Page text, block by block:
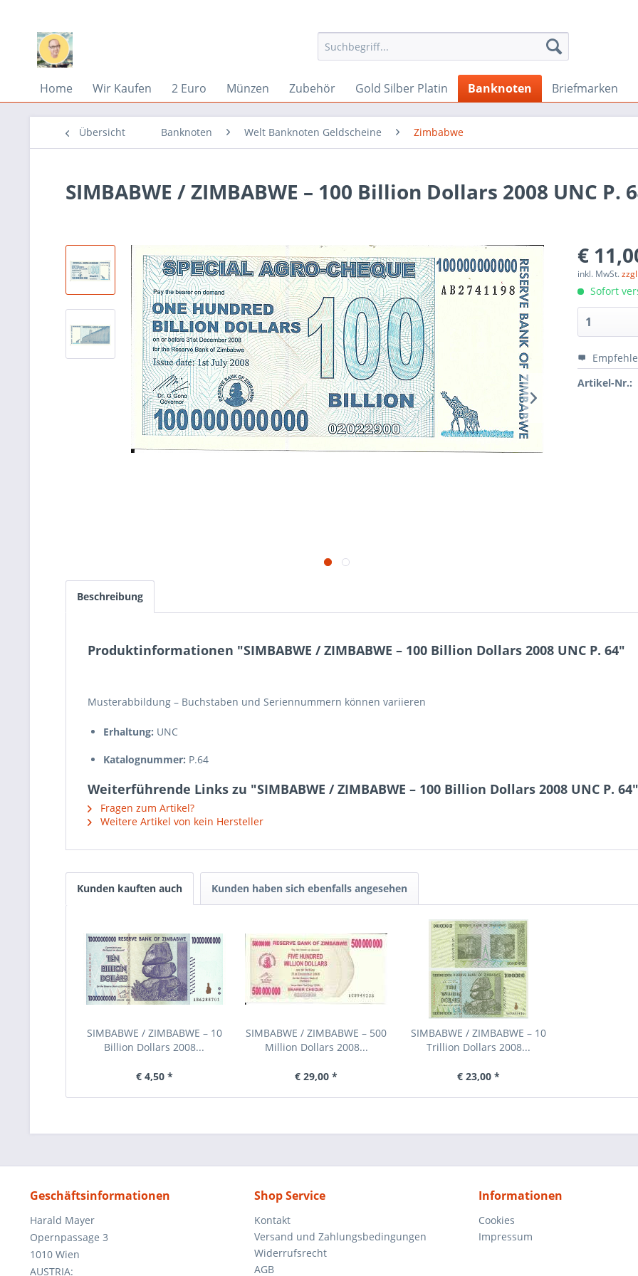
Home Wir Kaufen 2 Euro Münzen Zubehör Gold Silber Platin Banknoten Briefmarken
Übersicht Banknoten Welt Banknoten Geldscheine Zimbabwe
SIMBABWE / ZIMBABWE – 100 Billion Dollars 2008 UNC P.
€
inkl. MwSt.
Sofort
Artikel-Nr.:
Beschreibung
Produktinformationen "SIMBABWE / ZIMBABWE – 100 Billion Dollars 2008 UNC P. 64"
Musterabbildung – Buchstaben und Seriennummern können variieren
Erhaltung: UNC
Katalognummer: P.64
Weiterführende Links zu "SIMBABWE / ZIMBABWE – 100 Billion Dollars 2008 UNC P. 64"
Fragen zum Artikel?
Weitere Artikel von kein Hersteller
Kunden kauften auch Kunden haben sich ebenfalls angesehen
SIMBABWE / ZIMBABWE – 10
Billion Dollars 2008...
€ 4,50 *
SIMBABWE / ZIMBABWE – 500
Million Dollars 2008...
€ 29,00 *
SIMBABWE / ZIMBABWE – 10
Trillion Dollars 2008...
€ 23,00 *
Geschäftsinformationen
Harald Mayer
Opernpassage 3
1010 Wien
AUSTRIA:
Shop Service
Kontakt
Versand und Zahlungsbedingungen
Widerrufsrecht
AGB
Informationen
Cookies
Impressum